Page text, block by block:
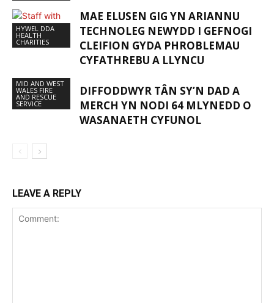
HYWEL DDA
HEALTH
CHARITIES
MAE ELUSEN GIG YN ARIANNU
TECHNOLEG NEWYDD I GEFNOGI
CLEIFION GYDA PHROBLEMAU
CYFATHREBU A LLYNCU
MID AND WEST
WALES FIRE
AND RESCUE
SERVICE
DIFFODDWYR TÂN SY’N DAD A
MERCH YN NODI 64 MLYNEDD O
WASANAETH CYFUNOL
LEAVE A REPLY